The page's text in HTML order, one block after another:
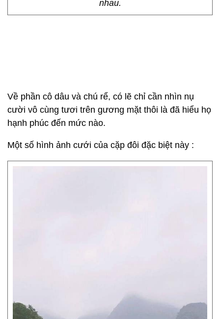
nhau.
Về phần cô dâu và chú rể, có lẽ chỉ cần nhìn nụ
cười vô cùng tươi trên gương mặt thôi là đã hiểu họ
hạnh phúc đến mức nào.
Một số hình ảnh cưới của cặp đôi đặc biệt này :